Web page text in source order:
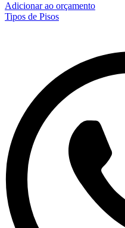
Adicionar ao orçamento
Tipos de Pisos